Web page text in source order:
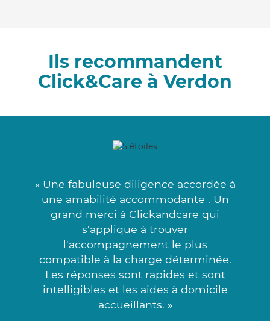
Ils recommandent
Click&Care à Verdon
« Une fabuleuse diligence accordée à
une amabilité accommodante . Un
grand merci à Clickandcare qui
s'applique à trouver
l'accompagnement le plus
compatible à la charge déterminée.
Les réponses sont rapides et sont
intelligibles et les aides à domicile
accueillants. »